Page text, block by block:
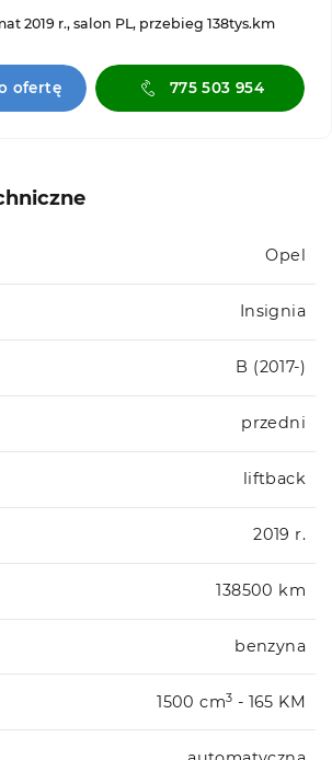
2019 r., salon PL, przebieg 138tys.km
ofertę 775 503 954
Opel
Insignia
B (2017-)
przedni
liftback
2019 r.
138500 km
benzyna
1500 cm3 - 165 KM